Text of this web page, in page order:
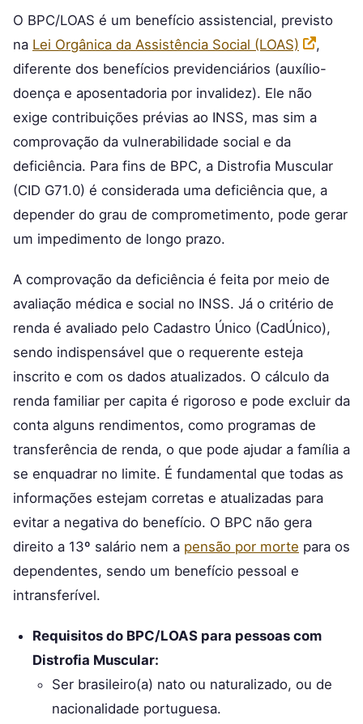
O BPC/LOAS é um benefício assistencial, previsto
na Lei Orgânica da Assistência Social (LOAS)
,
diferente dos benefícios previdenciários (auxílio-
doença e aposentadoria por invalidez). Ele não
exige contribuições prévias ao INSS, mas sim a
comprovação da vulnerabilidade social e da
deficiência. Para fins de BPC, a Distrofia Muscular
(CID G71.0) é considerada uma deficiência que, a
depender do grau de comprometimento, pode gerar
um impedimento de longo prazo.
A comprovação da deficiência é feita por meio de
avaliação médica e social no INSS. Já o critério de
renda é avaliado pelo Cadastro Único (CadÚnico),
sendo indispensável que o requerente esteja
inscrito e com os dados atualizados. O cálculo da
renda familiar per capita é rigoroso e pode excluir da
conta alguns rendimentos, como programas de
transferência de renda, o que pode ajudar a família a
se enquadrar no limite. É fundamental que todas as
informações estejam corretas e atualizadas para
evitar a negativa do benefício. O BPC não gera
direito a 13º salário nem a pensão por morte para os
dependentes, sendo um benefício pessoal e
intransferível.
Requisitos do BPC/LOAS para pessoas com
Distrofia Muscular:
Ser brasileiro(a) nato ou naturalizado, ou de
nacionalidade portuguesa.